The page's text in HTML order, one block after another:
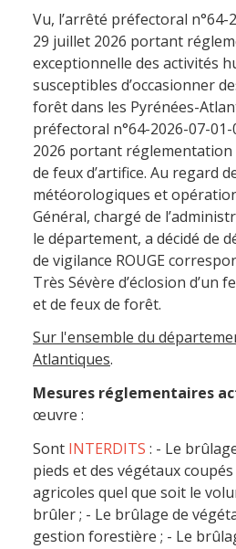
Vu, l’arrêté préfectoral n°64-
29 juillet 2026 portant
exceptionnelle des activités
susceptibles d’occasionner
forêt dans les Pyrénées-
préfectoral n°64-2026-07-
2026 portant
de feux d’artifice. Au regard
météorologiques et
Général, chargé de
le département, a décidé de
de vigilance ROUGE
Très Sévère d’éclosion d’un
et de feux de forêt.
Sur l'ensemble du
Atlantiques.
Mesures réglementaires
œuvre :
Sont INTERDITS : - Le
pieds et des végétaux
agricoles quel que soit le
brûler ; - Le brûlage de
gestion forestière ; - Le